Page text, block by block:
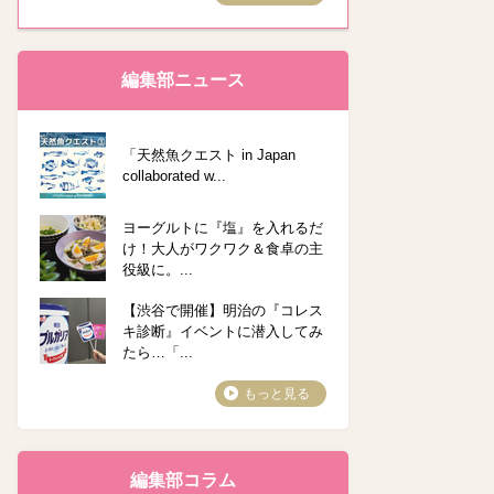
編集部ニュース
「天然魚クエスト in Japan
collaborated w...
ヨーグルトに『塩』を入れるだ
け！大人がワクワク＆食卓の主
役級に。...
【渋谷で開催】明治の『コレス
キ診断』イベントに潜入してみ
たら…「...
もっと見る
編集部コラム